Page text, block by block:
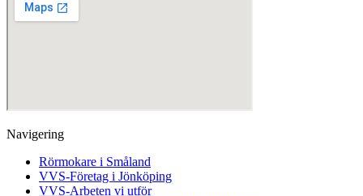
Navigering
Rörmokare i Småland
VVS-Företag i Jönköping
VVS-Arbeten vi utför